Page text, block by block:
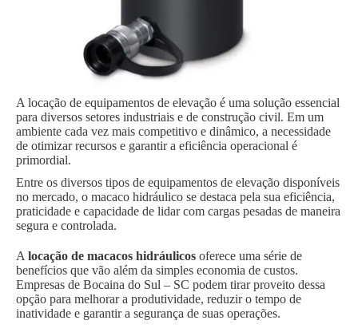
A locação de equipamentos de elevação é uma solução essencial
para diversos setores industriais e de construção civil. Em um
ambiente cada vez mais competitivo e dinâmico, a necessidade
de otimizar recursos e garantir a eficiência operacional é
primordial.
Entre os diversos tipos de equipamentos de elevação disponíveis
no mercado, o macaco hidráulico se destaca pela sua eficiência,
praticidade e capacidade de lidar com cargas pesadas de maneira
segura e controlada.
A locação de macacos hidráulicos oferece uma série de
benefícios que vão além da simples economia de custos.
Empresas de Bocaina do Sul – SC podem tirar proveito dessa
opção para melhorar a produtividade, reduzir o tempo de
inatividade e garantir a segurança de suas operações.